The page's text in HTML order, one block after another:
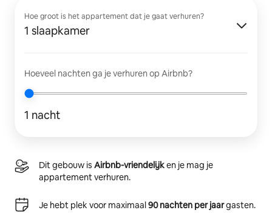
Hoe groot is het appartement dat je gaat verhuren?
1 slaapkamer
Hoeveel nachten ga je verhuren op Airbnb?
1 nacht
Dit gebouw is Airbnb-vriendelijken je mag je
appartement verhuren.
Je hebt plek voor maximaal90 nachten per jaargasten.